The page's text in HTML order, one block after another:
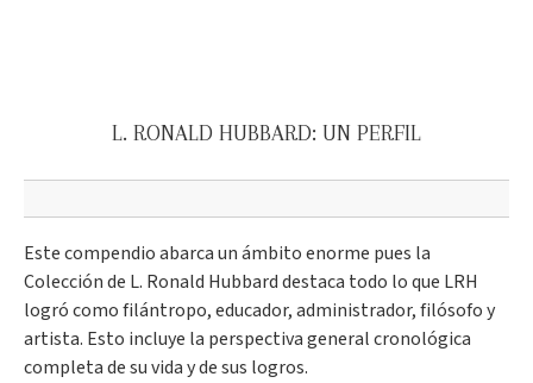
L. RONALD HUBBARD: UN PERFIL
Este compendio abarca un ámbito enorme pues la
Colección de L. Ronald Hubbard destaca todo lo que LRH
logró como filántropo, educador, administrador, filósofo y
artista. Esto incluye la perspectiva general cronológica
completa de su vida y de sus logros.